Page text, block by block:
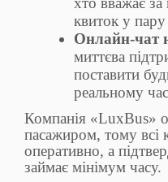
квиток у
Онлайн-чат
миттєва
поставити
реальному
Компанія «LuxBus»
пасажиром, тому всі
оперативно, а
займає мінімум часу.